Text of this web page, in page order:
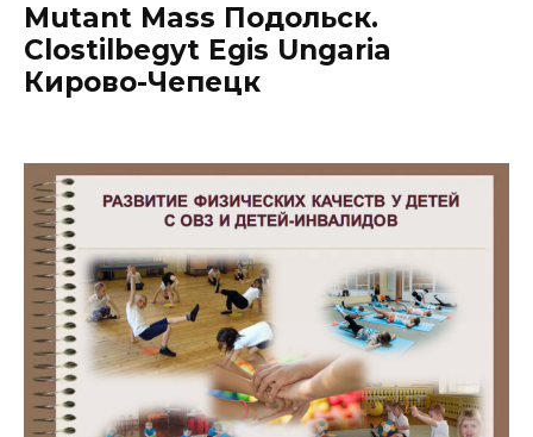
Mutant Mass Подольск.
Clostilbegyt Egis Ungaria
Кирово-Чепецк